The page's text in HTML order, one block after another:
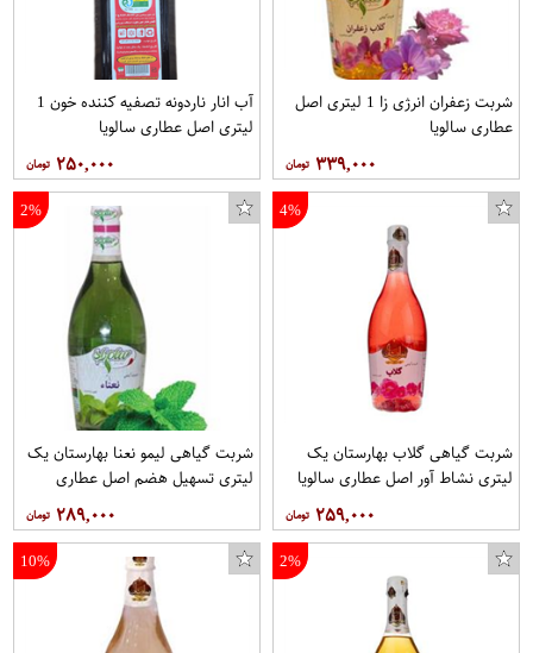
شربت زعفران انرژی زا 1 لیتری اصل
عطاری سالویا
۳۳۹,۰۰۰
آب انار ناردونه تصفیه کننده خون 1
لیتری اصل عطاری سالویا
۲۵۰,۰۰۰
4%
شربت گیاهی گلاب بهارستان یک
لیتری نشاط آور اصل عطاری سالویا
۲۵۹,۰۰۰
2%
شربت گیاهی لیمو نعنا بهارستان یک
لیتری تسهیل هضم اصل عطاری
۲۸۹,۰۰۰
2%
10%